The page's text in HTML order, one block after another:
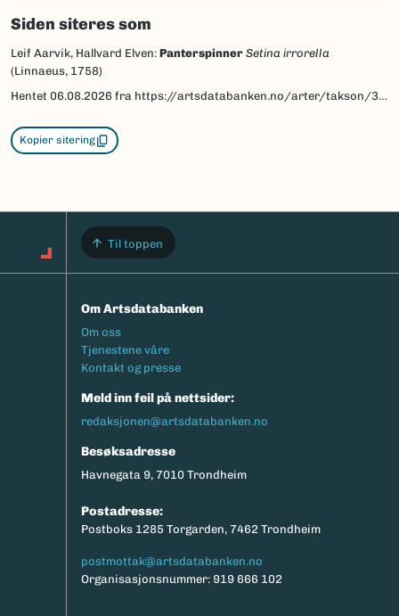
Siden siteres som
Leif Aarvik, Hallvard Elven: Panterspinner Setina irrorella
(Linnaeus, 1758)
Hentet 06.08.2026 fra https://artsdatabanken.no/arter/takson/30471/beskrivelse
Kopier sitering
Til toppen
Om Artsdatabanken
Footermeny
Om oss
Tjenestene våre
Kontakt og presse
Meld inn feil på nettsider:
redaksjonen@artsdatabanken.no
Besøksadresse
Havnegata 9, 7010 Trondheim
Postadresse:
Postboks 1285 Torgarden, 7462 Trondheim
postmottak@artsdatabanken.no
Organisasjonsnummer: 919 666 102